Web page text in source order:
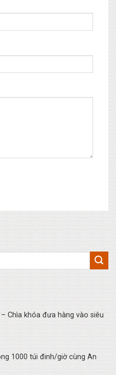
Chìa khóa đưa hàng vào siêu
1000 túi đinh/giờ cùng An